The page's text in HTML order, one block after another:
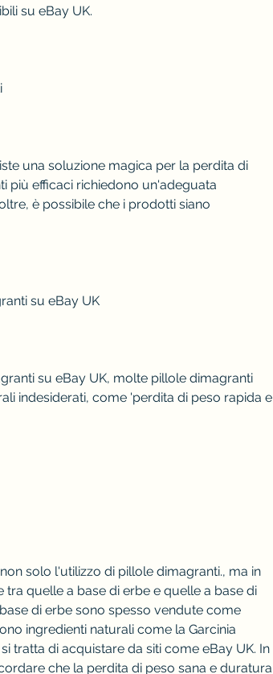
su eBay UK.
una soluzione magica per la perdita di
più efficaci richiedono un'adeguata
è possibile che i prodotti siano
su eBay UK
su eBay UK, molte pillole dimagranti
indesiderati, come 'perdita di peso rapida e
solo l'utilizzo di pillole dimagranti., ma in
quelle a base di erbe e quelle a base di
di erbe sono spesso vendute come
ingredienti naturali come la Garcinia
tratta di acquistare da siti come eBay UK. In
che la perdita di peso sana e duratura